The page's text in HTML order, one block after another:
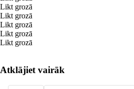
Likt grozā
Likt grozā
Likt grozā
Likt grozā
Likt grozā
Atklājiet vairāk